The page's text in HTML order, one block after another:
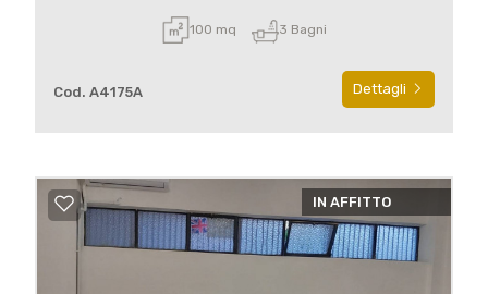
100 mq 3 Bagni
Cod. A4175A Dettagli
IN AFFITTO